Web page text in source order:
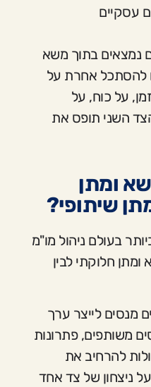
עסקיים
נמצאים בתוך משא
להסתכל אחרת על
על כוח, על
השני תופס את
ומתן
שיתופי?
בעולם ניהול מו"מ
חלוקתי לבין
מנסים לייצר ערך
משותפים, פתרונות
להרחיב את
ניצחון של צד אחד